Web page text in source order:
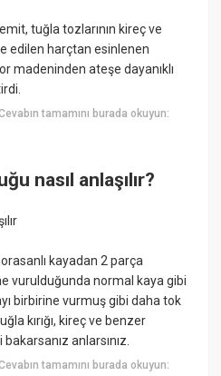
tuğla tozlarının kireç ve
edilen harçtan esinlenen
madeninden ateşe dayanıklı
tamamını burada okuyun:
nasıl anlaşılır?
kayadan 2 parça
vurulduğunda normal kaya gibi
birbirine vurmuş gibi daha tok
kırığı, kireç ve benzer
anlarsınız.
tamamını burada okuyun: